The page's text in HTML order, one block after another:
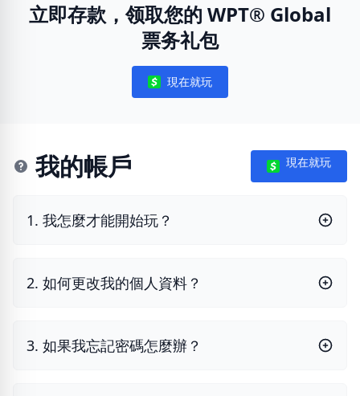
立即存款，领取您的 WPT® Global
票务礼包
Notifications
現在就玩
我的帳戶 現在就玩
1. 我怎麼才能開始玩？
2. 如何更改我的個人資料？
3. 如果我忘記密碼怎麼辦？